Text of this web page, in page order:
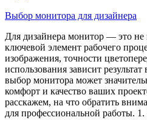
Выбор монитора для дизайнера
Для дизайнера монитор — это не
ключевой элемент рабочего
изображения, точности
использования зависит
выбор монитора может
комфорт и качество ваших
расскажем, на что обратить
для профессиональной работы.